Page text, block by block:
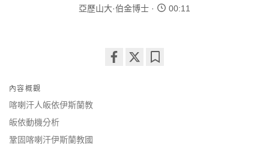
亞歷山大·伯金博士 00:11
內容概觀
喀喇汗人皈依伊斯蘭教
皈依動機分析
鞏固喀喇汗伊斯蘭教國